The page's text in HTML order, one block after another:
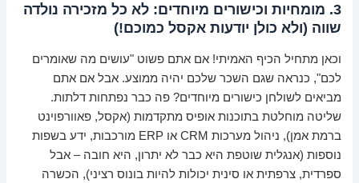
3. מומחיות וכישורים מיוחדים: לא כל מזכירה נולדה
שווה (ולא כולן יודעות אקסל כמוכם!)
וכאן מתחיל הכיף האמיתי! אם אתם פשוט "עושים מה שאומרים
לכם", כנראה שגם השכר שלכם יהיה ממוצע. אבל אם אתם
מביאים לשולחן כישורים מיוחדים? פה כבר נפתחות דלתות.
שליטה מוחלטת בתוכנות אופיס מתקדמות (אקסל, פאוורפוינט
ברמת אמן), ניהול מערכות CRM או ERP מורכבות, ידע בשפות
נוספות (אנגלית שוטפת היא כבר לא יתרון, היא חובה – אבל
ספרדית, צרפתית או סינית יכולות להיות בונוס רציני), הכשרה